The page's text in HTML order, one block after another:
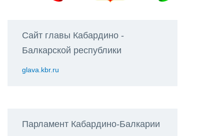
Сайт главы Кабардино -
Балкарской республики
glava.kbr.ru
Парламент Кабардино-Балкарии